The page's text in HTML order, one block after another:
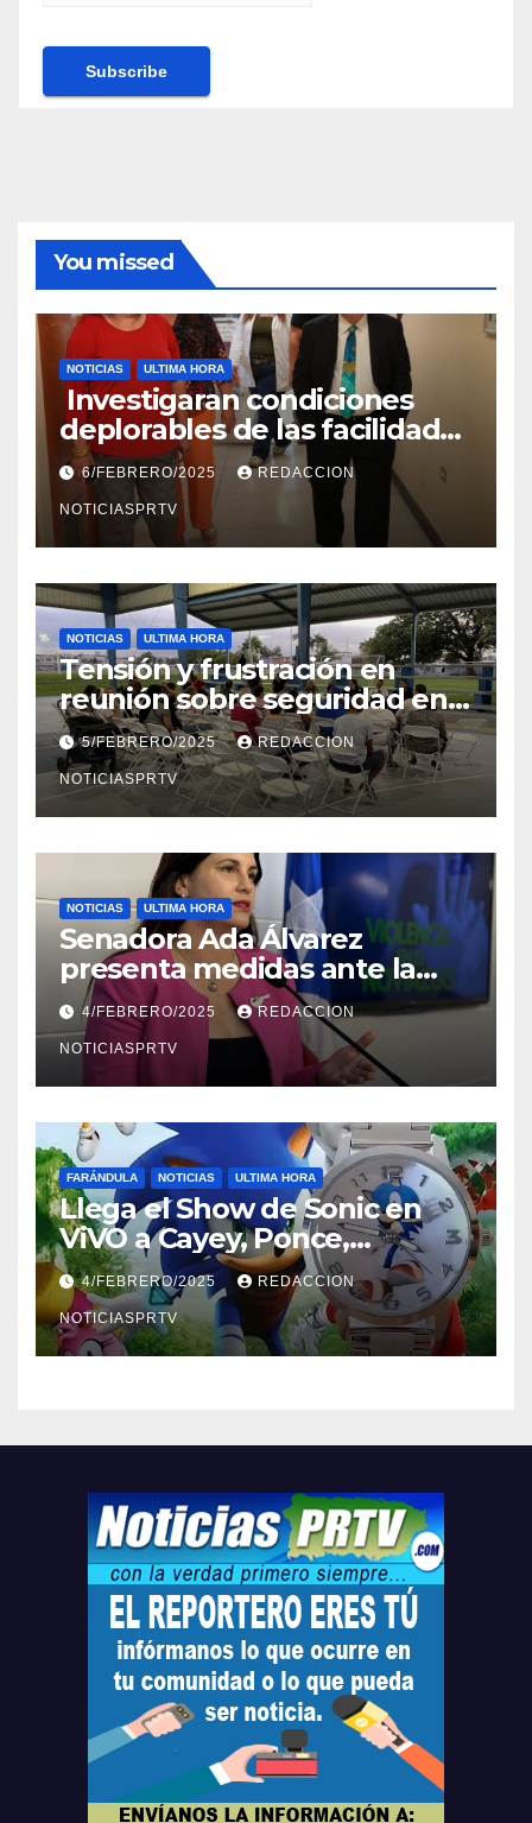
You missed
NOTICIAS ULTIMA HORA
Investigaran condiciones
deplorables de las facilidades
el Departamento de la Salud
en Mayagüez
6/FEBRERO/2025 REDACCION
NOTICIASPRTV
NOTICIAS ULTIMA HORA
Tensión y frustración en
reunión sobre seguridad en
Reparto Metropolitano
5/FEBRERO/2025 REDACCION
NOTICIASPRTV
NOTICIAS ULTIMA HORA
Senadora Ada Álvarez
presenta medidas ante la
violencia en el noviazgo
4/FEBRERO/2025 REDACCION
NOTICIASPRTV
FARÁNDULA NOTICIAS ULTIMA HORA
Llega el Show de Sonic en
ViVO a Cayey, Ponce,
Barceloneta y Humacao,
Relojes gratis para el que
compre ahora….
4/FEBRERO/2025 REDACCION
NOTICIASPRTV